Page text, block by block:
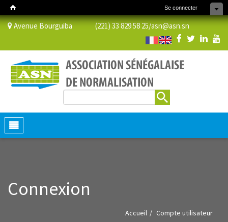
Se connecter
Avenue Bourguiba (221) 33 829 58 25/asn@asn.sn
Formulaire de recherche
Toggle
navigation
Connexion
Accueil Compte utilisateur